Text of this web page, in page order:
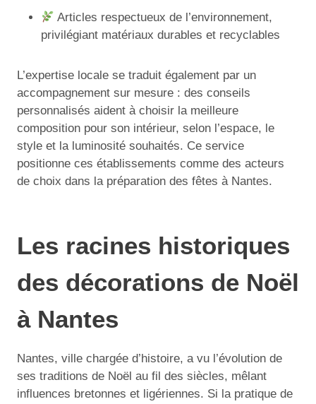
Articles respectueux de l’environnement,
privilégiant matériaux durables et recyclables
L’expertise locale se traduit également par un
accompagnement sur mesure : des conseils
personnalisés aident à choisir la meilleure
composition pour son intérieur, selon l’espace, le
style et la luminosité souhaités. Ce service
positionne ces établissements comme des acteurs
de choix dans la préparation des fêtes à Nantes.
Les racines historiques
des décorations de Noël
à Nantes
Nantes, ville chargée d’histoire, a vu l’évolution de
ses traditions de Noël au fil des siècles, mêlant
influences bretonnes et ligériennes. Si la pratique de